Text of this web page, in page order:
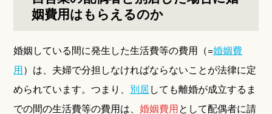
姻費用はもらえるのか
婚姻している間に発生した生活費等の費用（=婚姻費
用）は、夫婦で分担しなければならないことが法律に定
められています。つまり、 別居しても離婚が成立するま
での間の生活費等の費用は、婚姻費用として配偶者に請